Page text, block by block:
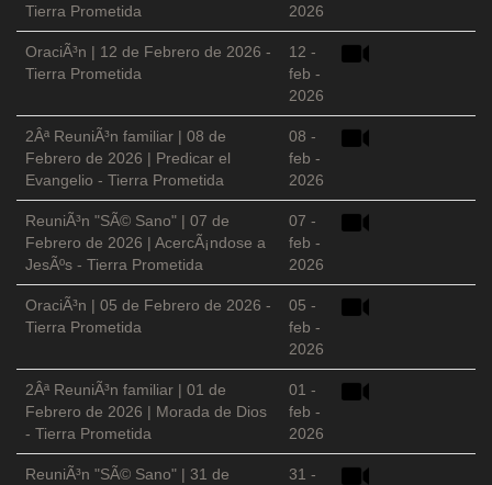
Tierra Prometida
2026
OraciÃ³n | 12 de Febrero de 2026 -
Tierra Prometida
12 -
feb -
2026
2Âª ReuniÃ³n familiar | 08 de
Febrero de 2026 | Predicar el
Evangelio - Tierra Prometida
08 -
feb -
2026
ReuniÃ³n "SÃ© Sano" | 07 de
Febrero de 2026 | AcercÃ¡ndose a
JesÃºs - Tierra Prometida
07 -
feb -
2026
OraciÃ³n | 05 de Febrero de 2026 -
Tierra Prometida
05 -
feb -
2026
2Âª ReuniÃ³n familiar | 01 de
Febrero de 2026 | Morada de Dios
- Tierra Prometida
01 -
feb -
2026
ReuniÃ³n "SÃ© Sano" | 31 de
31 -